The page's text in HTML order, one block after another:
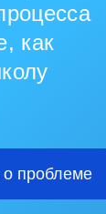
как
проблеме